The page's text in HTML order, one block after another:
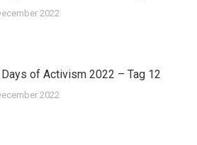
2022
of Activism 2022 – Tag 12
2022